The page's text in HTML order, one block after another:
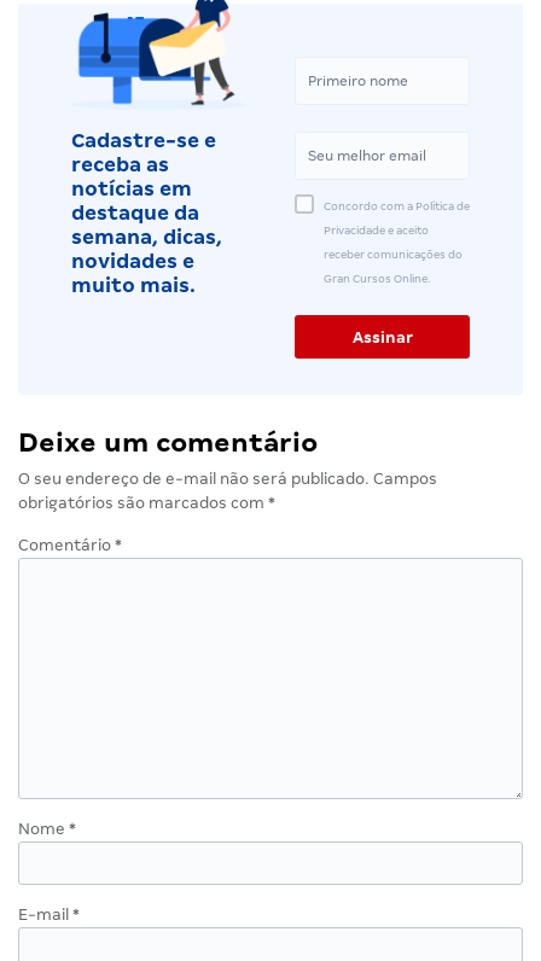
Cadastre-se e
receba as
notícias em
destaque da
semana, dicas,
novidades e
muito mais.
Concordo com a Política de
Privacidade e aceito
receber comunicações do
Gran Cursos Online.
Deixe um comentário
O seu endereço de e-mail não será publicado. Campos
obrigatórios são marcados com *
Comentário *
Nome *
E-mail *